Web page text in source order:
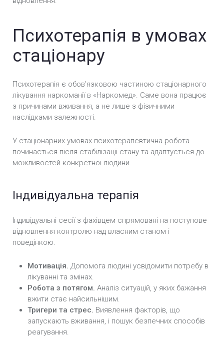
Психотерапія в умовах
стаціонару
Психотерапія є обов’язковою частиною стаціонарного
лікування наркоманії в «Наркомед». Саме вона працює
з причинами вживання, а не лише з фізичними
наслідками залежності.
У стаціонарних умовах психотерапевтична робота
починається після стабілізації стану та адаптується до
можливостей конкретної людини.
Індивідуальна терапія
Індивідуальні сесії з фахівцем спрямовані на поступове
відновлення контролю над власним станом і
поведінкою.
Мотивація. Допомога людині усвідомити потребу в
лікуванні та змінах.
Робота з потягом. Аналіз ситуацій, у яких бажання
вжити стає найсильнішим.
Тригери та стрес. Виявлення факторів, що
запускають вживання, і пошук безпечних способів
реагування.